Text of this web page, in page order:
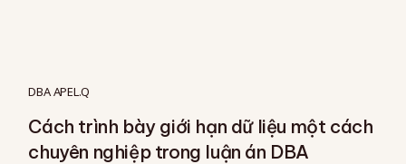
DBA APEL.Q
Cách trình bày giới hạn dữ liệu một cách
chuyên nghiệp trong luận án DBA